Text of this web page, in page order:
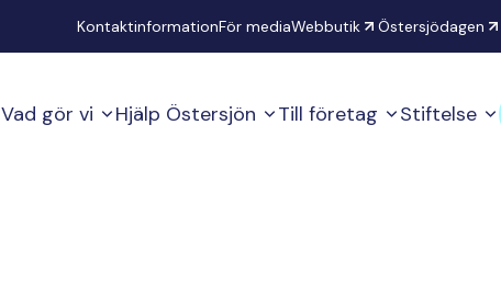
KontaktinformationFör mediaWebbutik Östersjödagen
Vad gör vi Hjälp Östersjön Till företag Stiftelse